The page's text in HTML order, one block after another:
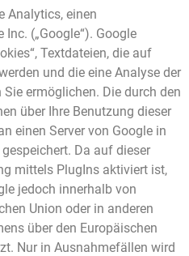
Analytics, einen
(„Google“). Google
Textdateien, die auf
und die eine Analyse der
ermöglichen. Die durch den
über Ihre Benutzung dieser
einen Server von Google in
Da auf dieser
mittels PlugIns aktiviert ist,
jedoch innerhalb von
Union oder in anderen
über den Europäischen
Nur in Ausnahmefällen wird